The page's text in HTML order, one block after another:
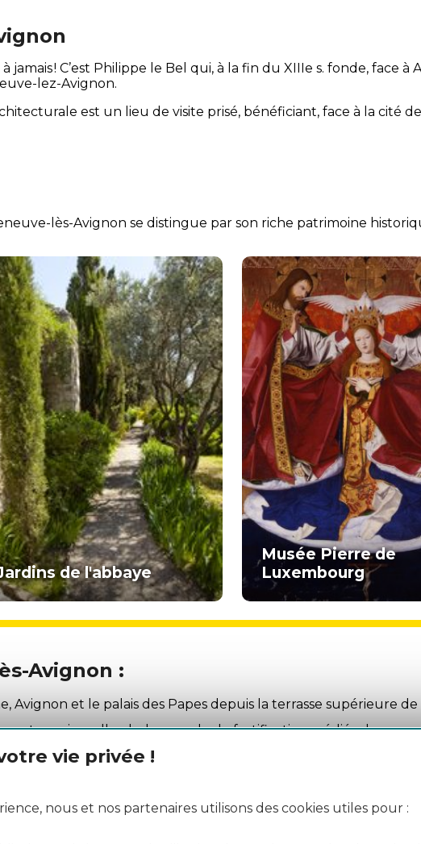
vie privée !
nous et nos partenaires utilisons des cookies utiles pour :
jamais ! C’est Philippe le Bel qui, à la fin du XIIIe s. fonde, face
lez-Avignon.
est un lieu de visite prisé, bénéficiant, face à la cité
lès-Avignon se distingue par son riche patrimoine
de l'abbaye
Musée Pierre de
Luxembourg
Avignon :
Avignon et le palais des Papes depuis la terrasse supérieure
ses tours jumelles, bel exemple de fortification médiévale.
balader sur le sentier botanique jusqu’aux grandes
Ventoux.
Cloître de la Chartreuse durant les
Rencontres d’Été